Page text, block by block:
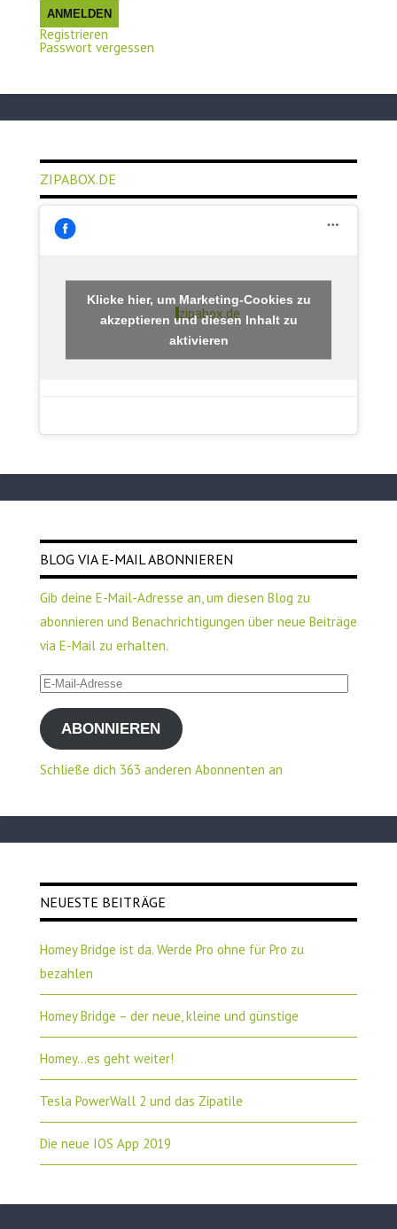
ANMELDEN
Registrieren
Passwort vergessen
ZIPABOX.DE
zipabox.de
Klicke hier, um Marketing-Cookies zu
akzeptieren und diesen Inhalt zu
aktivieren
BLOG VIA E-MAIL ABONNIEREN
Gib deine E-Mail-Adresse an, um diesen Blog zu
abonnieren und Benachrichtigungen über neue Beiträge
via E-Mail zu erhalten.
E-
Mail-
AdresseABONNIEREN
Schließe dich 363 anderen Abonnenten an
NEUESTE BEITRÄGE
Homey Bridge ist da. Werde Pro ohne für Pro zu
bezahlen
Homey Bridge – der neue, kleine und günstige
Homey…es geht weiter!
Tesla PowerWall 2 und das Zipatile
Die neue IOS App 2019